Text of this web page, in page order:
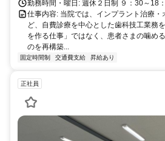
勤務時間・曜日: 週休２日制 ９：30～
仕事内容: 当院では、インプラント治療
ど、自費診療を中心とした歯科技工業務
を作る仕事」ではなく、患者さまの噛め
のを再構築...
固定時間制 交通費支給 昇給あり
正社員